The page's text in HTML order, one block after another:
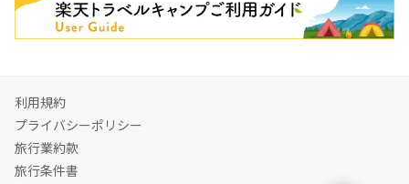
利用規約
プライバシーポリシー
旅行業約款
旅行条件書